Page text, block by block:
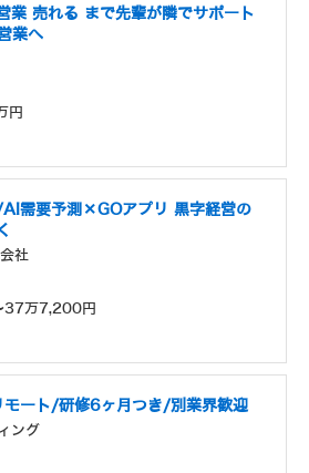
業 売れる まで先輩が隣でサポート
業へ
円
需要予測×GOアプリ 黒字経営の
社
37万7,200円
ート/研修6ヶ月つき/別業界歓迎
ング